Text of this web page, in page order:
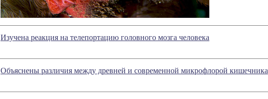
Изучена реакция на телепортацию головного мозга человека
Объяснены различия между древней и современной микрофлорой кишечника